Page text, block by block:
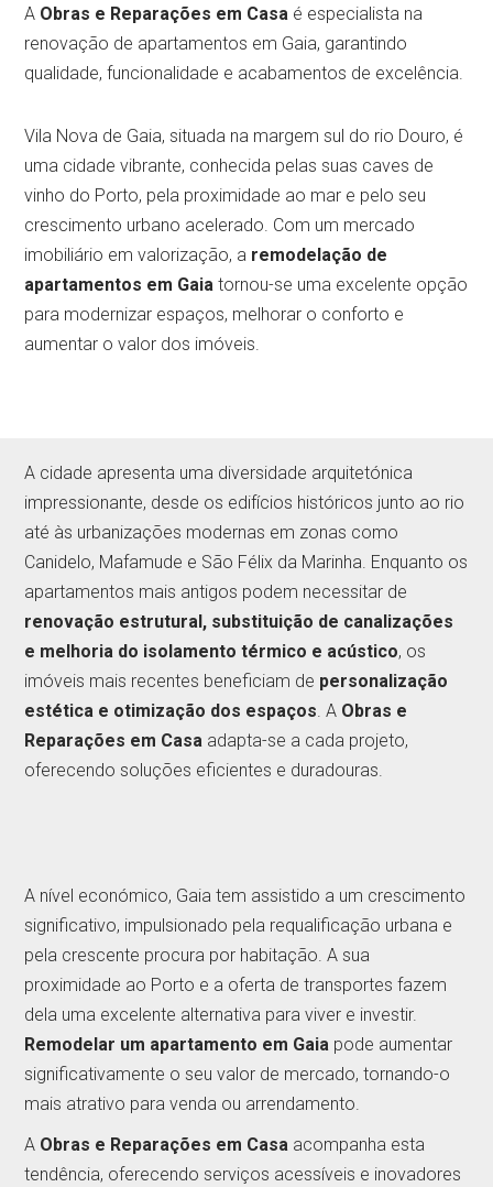
A Obras e Reparações em Casa é especialista na
renovação de apartamentos em Gaia, garantindo
qualidade, funcionalidade e acabamentos de excelência.
Vila Nova de Gaia, situada na margem sul do rio Douro, é
uma cidade vibrante, conhecida pelas suas caves de
vinho do Porto, pela proximidade ao mar e pelo seu
crescimento urbano acelerado. Com um mercado
imobiliário em valorização, a remodelação de
apartamentos em Gaia tornou-se uma excelente opção
para modernizar espaços, melhorar o conforto e
aumentar o valor dos imóveis.
A cidade apresenta uma diversidade arquitetónica
impressionante, desde os edifícios históricos junto ao rio
até às urbanizações modernas em zonas como
Canidelo, Mafamude e São Félix da Marinha. Enquanto os
apartamentos mais antigos podem necessitar de
renovação estrutural, substituição de canalizações
e melhoria do isolamento térmico e acústico, os
imóveis mais recentes beneficiam de personalização
estética e otimização dos espaços. A Obras e
Reparações em Casa adapta-se a cada projeto,
oferecendo soluções eficientes e duradouras.
A nível económico, Gaia tem assistido a um crescimento
significativo, impulsionado pela requalificação urbana e
pela crescente procura por habitação. A sua
proximidade ao Porto e a oferta de transportes fazem
dela uma excelente alternativa para viver e investir.
Remodelar um apartamento em Gaia pode aumentar
significativamente o seu valor de mercado, tornando-o
mais atrativo para venda ou arrendamento.
A Obras e Reparações em Casa acompanha esta
tendência, oferecendo serviços acessíveis e inovadores